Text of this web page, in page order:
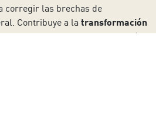
corregir las brechas de
Contribuye a la transformación
mediante servicios de evaluación de